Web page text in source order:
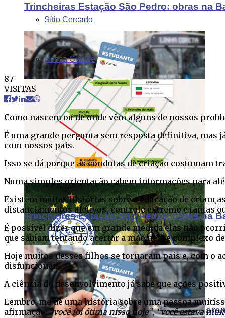
Trincheiras Estação São Pedro: obras na
Cartão Estudante totalmente online
Urano confirma presença na 61ª Taça
Sítio Cercado
Nossa Cidade
Trincheiras Estação São Pedro: obras na
87
VISITAS
Como nascem ou de onde vêm alguns de nossos
É uma grande pergunta sem resposta definitiva, mas
com nossos pais.
Isso se dá porque as condutas de criação costumam
Numa simples orientação cabem informações para
Existem muitas histórias sobre a educação de
distanciamentos afetivos, controle extremo e tantas
É possível dizer que em grande medida elas não
que sabiam tentando acertar a mão nesse complexo
Hoje muitos desses filhos se tornaram pais e, com o
disfuncionais.
A ciência do desenvolvimento já sabe que ações
Lembro-me de uma história sobre uma pessoa
afirmação:“você foi ótima nisso hoje”,“você estava